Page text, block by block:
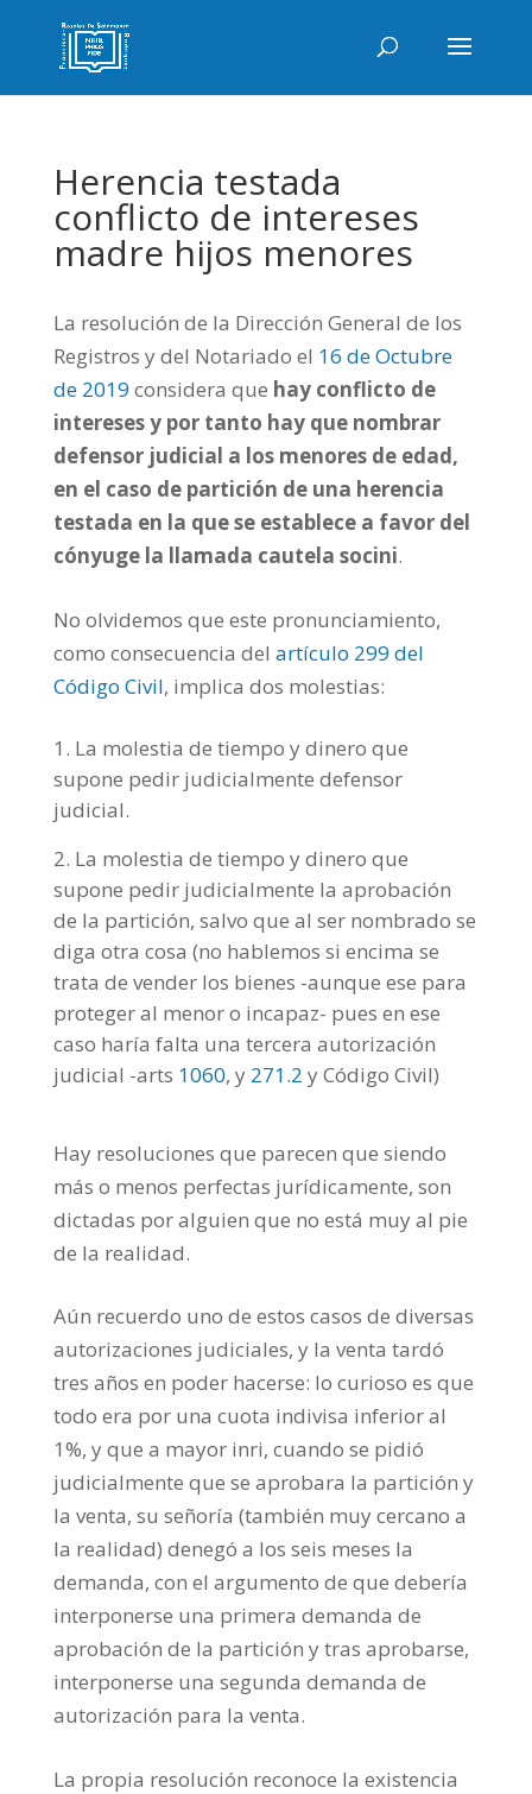
Herencia testada
conflicto de intereses
madre hijos menores
La resolución de la Dirección General de los
Registros y del Notariado el 16 de Octubre
de 2019 considera que hay conflicto de
intereses y por tanto hay que nombrar
defensor judicial a los menores de edad,
en el caso de partición de una herencia
testada en la que se establece a favor del
cónyuge la llamada cautela socini.
No olvidemos que este pronunciamiento,
como consecuencia del artículo 299 del
Código Civil, implica dos molestias:
La molestia de tiempo y dinero que
supone pedir judicialmente defensor
judicial.
La molestia de tiempo y dinero que
supone pedir judicialmente la aprobación
de la partición, salvo que al ser nombrado se
diga otra cosa (no hablemos si encima se
trata de vender los bienes -aunque ese para
proteger al menor o incapaz- pues en ese
caso haría falta una tercera autorización
judicial -arts 1060, y 271.2 y Código Civil)
Hay resoluciones que parecen que siendo
más o menos perfectas jurídicamente, son
dictadas por alguien que no está muy al pie
de la realidad.
Aún recuerdo uno de estos casos de diversas
autorizaciones judiciales, y la venta tardó
tres años en poder hacerse: lo curioso es que
todo era por una cuota indivisa inferior al
1%, y que a mayor inri, cuando se pidió
judicialmente que se aprobara la partición y
la venta, su señoría (también muy cercano a
la realidad) denegó a los seis meses la
demanda, con el argumento de que debería
interponerse una primera demanda de
aprobación de la partición y tras aprobarse,
interponerse una segunda demanda de
autorización para la venta.
La propia resolución reconoce la existencia